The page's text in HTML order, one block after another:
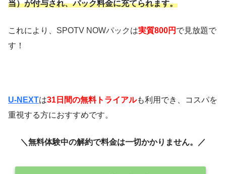
当）が付与され、パック料金に充てられます。
これにより、 SPOTV NOWパックは実質800円 で見放題で
す！
U-NEXTは31日間の無料トライアルも利用でき、コスパを
重視する方におすすめです。
＼無料体験中の解約で料金は一切かかりません。／